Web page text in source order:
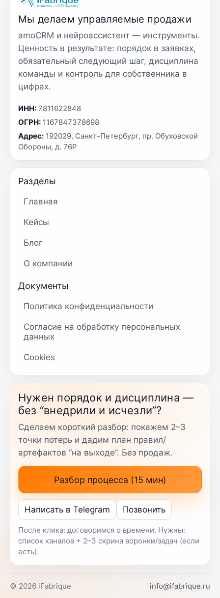
Мы делаем управляемые продажи
amoCRM и нейроассистент — инструменты.
Ценность в результате: порядок в заявках,
обязательный следующий шаг, дисциплина
команды и контроль для собственника в
цифрах.
ИНН: 7811622848
ОГРН: 1167847378698
Адрес: 192029, Санкт-Петербург, пр. Обуховской
Обороны, д. 76Р
Разделы
Главная
Кейсы
Блог
О компании
Документы
Политика конфиденциальности
Согласие на обработку персональных
данных
Cookies
Нужен порядок и дисциплина —
без “внедрили и исчезли”?
Сделаем короткий разбор: покажем 2–3
точки потерь и дадим план правил/
артефактов “на выходе”. Без продаж.
Разбор процесса (15 мин)
Написать в Telegram Позвонить
После клика: договоримся о времени. Нужны:
список каналов + 2–3 скрина воронки/задач (если
есть).
© 2026 iFabrique info@ifabrique.ru